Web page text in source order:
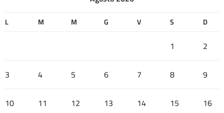
L M M G V S D
1 2
3 4 5 6 7 8 9
10 11 12 13 14 15 16